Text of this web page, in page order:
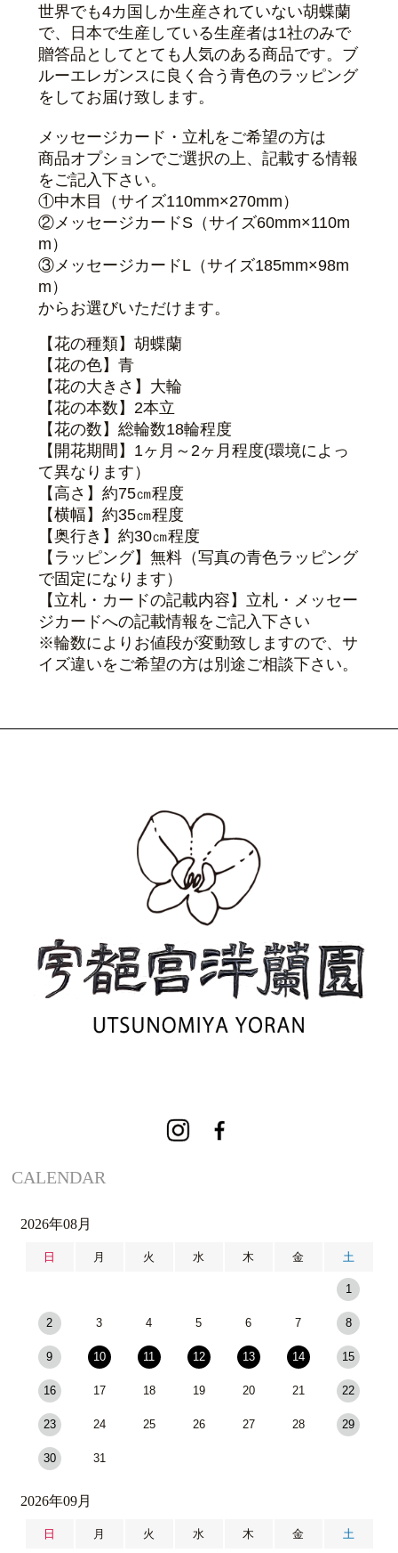
世界でも4カ国しか生産されていない胡蝶蘭
で、日本で生産している生産者は1社のみで
贈答品としてとても人気のある商品です。ブ
ルーエレガンスに良く合う青色のラッピング
をしてお届け致します。
メッセージカード・立札をご希望の方は
商品オプションでご選択の上、記載する情報
をご記入下さい。
①中木目（サイズ110mm×270mm）
②メッセージカードS（サイズ60mm×110m
m）
③メッセージカードL（サイズ185mm×98m
m）
からお選びいただけます。
【花の種類】胡蝶蘭
【花の色】青
【花の大きさ】大輪
【花の本数】2本立
【花の数】総輪数18輪程度
【開花期間】1ヶ月～2ヶ月程度(環境によっ
て異なります）
【高さ】約75㎝程度
【横幅】約35㎝程度
【奥行き】約30㎝程度
【ラッピング】無料 （写真の青色ラッピング
で固定になります）
【立札・カードの記載内容】立札・メッセー
ジカードへの記載情報をご記入下さい
※輪数によりお値段が変動致しますので、サ
イズ違いをご希望の方は別途ご相談下さい。
CALENDAR
2026年08月
日 月 火 水 木 金 土
1
2 3 4 5 6 7 8
9 10 11 12 13 14 15
16 17 18 19 20 21 22
23 24 25 26 27 28 29
30 31
2026年09月
日 月 火 水 木 金 土